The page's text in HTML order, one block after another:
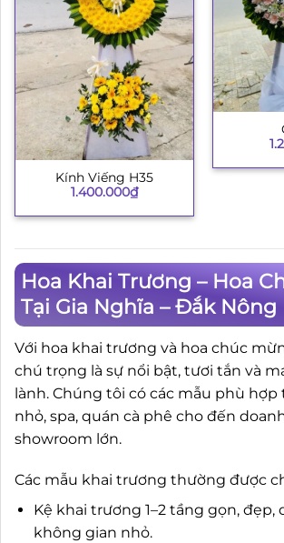
Kính Viếng H35
1.400.000₫
Hoa Khai Trương – Hoa
Tại Gia Nghĩa – Đắk Nông
Với hoa khai trương và hoa chúc
chú trọng là sự nổi bật, tươi tắn và
lành. Chúng tôi có các mẫu phù hợp
nhỏ, spa, quán cà phê cho đến
showroom lớn.
Các mẫu khai trương thường được
Kệ khai trương 1–2 tầng gọn,
không gian nhỏ.